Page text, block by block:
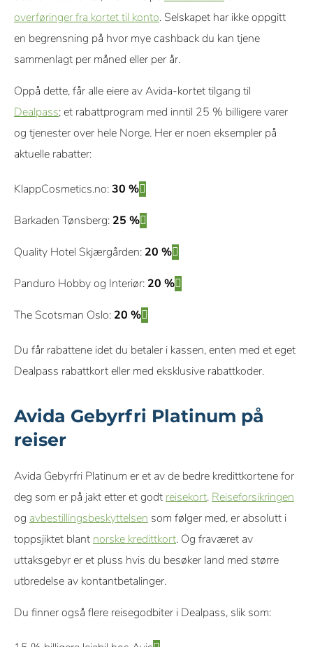
overføringer fra kortet til konto. Selskapet har ikke oppgitt
en begrensning på hvor mye cashback du kan tjene
sammenlagt per måned eller per år.
Oppå dette, får alle eiere av Avida-kortet tilgang til
Dealpass; et rabattprogram med inntil 25 % billigere varer
og tjenester over hele Norge. Her er noen eksempler på
aktuelle rabatter:
KlappCosmetics.no:30 %
Barkaden Tønsberg: 25 %
Quality Hotel Skjærgården: 20 %
Panduro Hobby og Interiør: 20 %
The Scotsman Oslo: 20 %
Du får rabattene idet du betaler i kassen, enten med et eget
Dealpass rabattkort eller med eksklusive rabattkoder.
Avida Gebyrfri Platinum på
reiser
Avida Gebyrfri Platinum er et av de bedre kredittkortene for
deg som er på jakt etter et godt reisekort. Reiseforsikringen
og avbestillingsbeskyttelsen som følger med, er absolutt i
toppsjiktet blant norske kredittkort. Og fraværet av
uttaksgebyr er et pluss hvis du besøker land med større
utbredelse av kontantbetalinger.
Du finner også flere reisegodbiter i Dealpass, slik som: